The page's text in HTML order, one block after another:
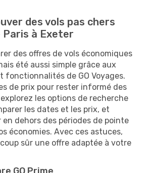
des vols pas chers
Paris à Exeter
des offres de vols économiques
été aussi simple grâce aux
fonctionnalités de GO Voyages.
de prix pour rester informé des
les options de recherche
les dates et les prix, et
en dehors des périodes de pointe
économies. Avec ces astuces,
sûr une offre adaptée à votre